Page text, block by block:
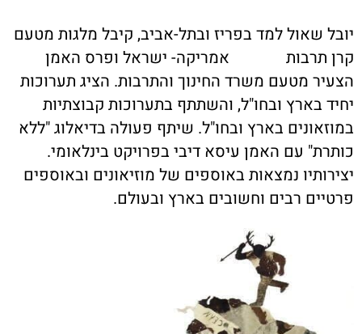
שאול למד בפריז ובתל-אביב, קיבל מלגות מטעם
תרבות אמריקה- ישראל ופרס האמן
מטעם משרד החינוך והתרבות. הציג תערוכות
בארץ ובחו"ל, והשתתף בתערוכות קבוצתיות
בארץ ובחו"ל. שיתף פעולה בדיאלוג "ללא
עם האמן עיסא דיבי בפרויקט בינלאומי.
נמצאות באוספים של מוזיאונים ובאוספים
רבים וחשובים בארץ ובעולם.